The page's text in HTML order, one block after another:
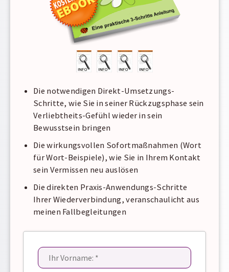
Die notwendigen Direkt-Umsetzungs-
Schritte, wie Sie in seiner Rückzugsphase sein
Verliebtheits-Gefühl wieder in sein
Bewusstsein bringen
Die wirkungsvollen Sofortmaßnahmen (Wort
für Wort-Beispiele), wie Sie in Ihrem Kontakt
sein Vermissen neu auslösen
Die direkten Praxis-Anwendungs-Schritte
Ihrer Wiederverbindung, veranschaulicht aus
meinen Fallbegleitungen